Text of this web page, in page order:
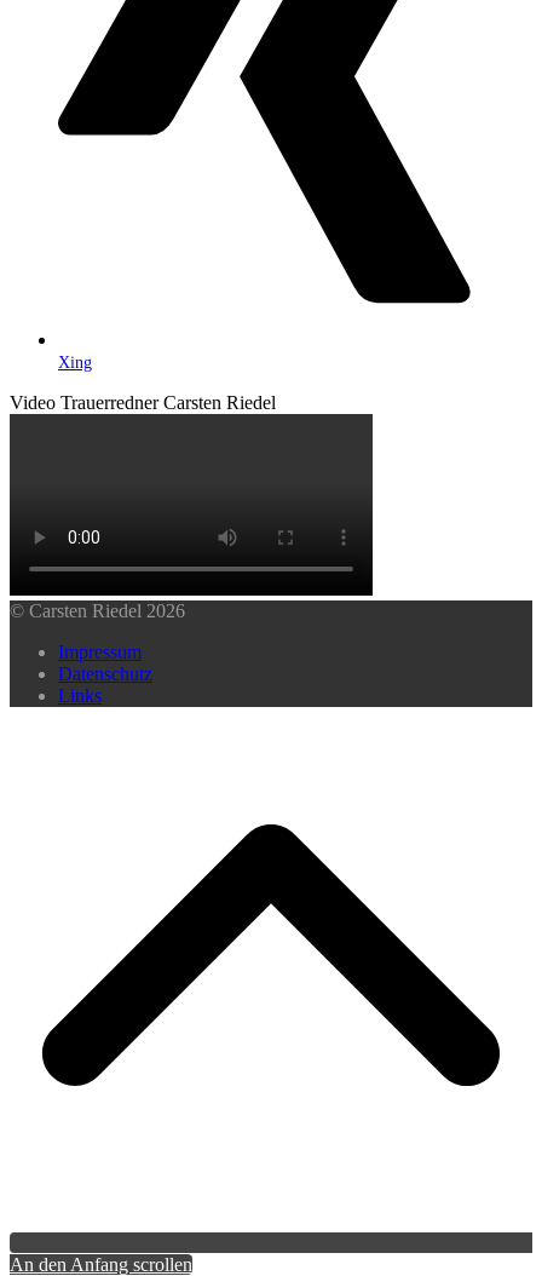
Xing
Video Trauerredner Carsten Riedel
© Carsten Riedel 2026
Impressum
Datenschutz
Links
An den Anfang scrollen